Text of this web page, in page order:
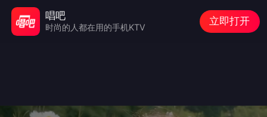
唱吧
时尚的人都在用的手机KTV
立即打开